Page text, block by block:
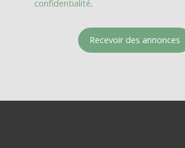
confidentialité.
Recevoir des annonces